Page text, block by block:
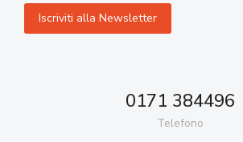
0171 384496
Telefono